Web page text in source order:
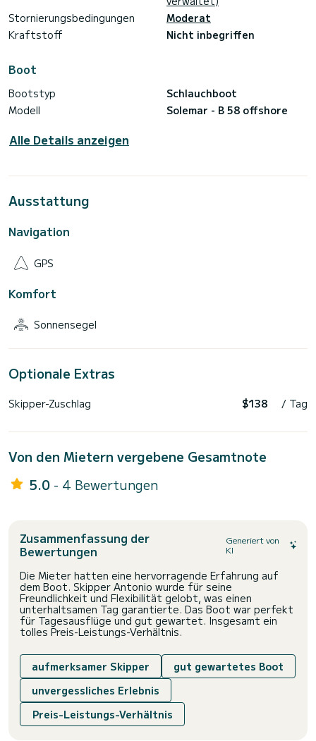
Max. Geschwindigkeit 35 Knoten
Reisegeschwindigkeit 23 Knoten
Stornierungsbedingungen
Moderat
Kraftstoff
Nicht inbegriffen
Boot
Bootstyp
Schlauchboot
Modell
Solemar - B 58 offshore
Alle Details anzeigen
Ausstattung
Navigation
GPS
Komfort
Sonnensegel
Optionale Extras
Skipper-Zuschlag $138 / Tag
Von den Mietern vergebene Gesamtnote
5.0 - 4 Bewertungen
Zusammenfassung der
Bewertungen
Generiert von
KI
Die Mieter hatten eine hervorragende Erfahrung auf
dem Boot. Skipper Antonio wurde für seine
Freundlichkeit und Flexibilität gelobt, was einen
unterhaltsamen Tag garantierte. Das Boot war perfekt
für Tagesausflüge und gut gewartet. Insgesamt ein
tolles Preis-Leistungs-Verhältnis.
aufmerksamer Skipper
gut gewartetes Boot
unvergessliches Erlebnis
Preis-Leistungs-Verhältnis